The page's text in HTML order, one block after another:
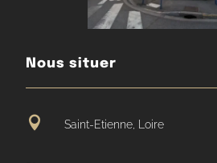
Nous situer
 Saint-Etienne, Loire